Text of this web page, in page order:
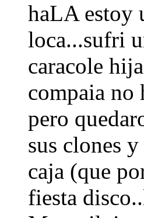
haLA estoy
loca...sufri
caracole
compaia no
pero
sus clones
caja (que
fiesta